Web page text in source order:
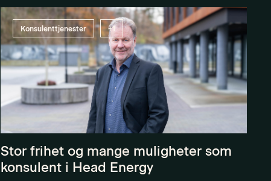
Konsulenttjenester +1
Stor frihet og mange muligheter som
konsulent i Head Energy